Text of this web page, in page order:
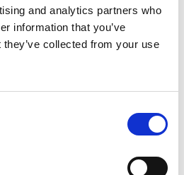
and analytics partners who
information that you’ve
collected from your use
support – both